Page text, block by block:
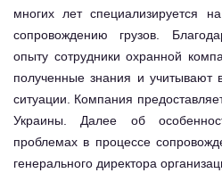
многих лет специализируется
сопровождению грузов.
опыту сотрудники охранной
полученные знания и учитывают
ситуации. Компания
Украины. Далее об
проблемах в процессе
генерального директора